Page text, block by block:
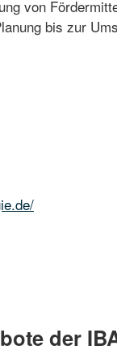
von
bis zur
der